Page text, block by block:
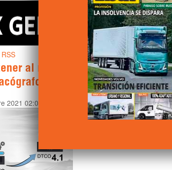
al máximo rendimiento de los
inteligente
2021 02:01